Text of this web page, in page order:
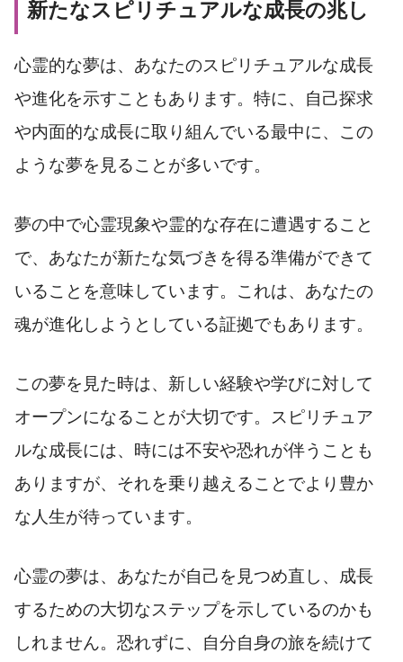
新たなスピリチュアルな成長の兆し
心霊的な夢は、あなたのスピリチュアルな成長
や進化を示すこともあります。特に、自己探求
や内面的な成長に取り組んでいる最中に、この
ような夢を見ることが多いです。
夢の中で心霊現象や霊的な存在に遭遇すること
で、あなたが新たな気づきを得る準備ができて
いることを意味しています。これは、あなたの
魂が進化しようとしている証拠でもあります。
この夢を見た時は、新しい経験や学びに対して
オープンになることが大切です。スピリチュア
ルな成長には、時には不安や恐れが伴うことも
ありますが、それを乗り越えることでより豊か
な人生が待っています。
心霊の夢は、あなたが自己を見つめ直し、成長
するための大切なステップを示しているのかも
しれません。恐れずに、自分自身の旅を続けて